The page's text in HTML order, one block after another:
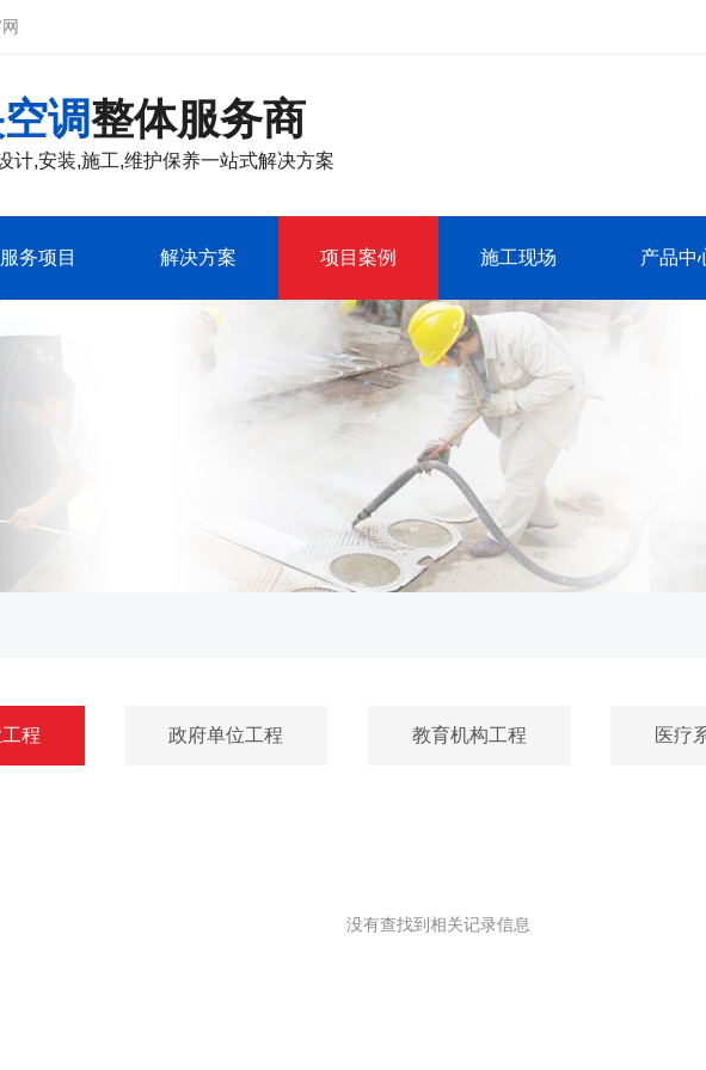
调整体服务商
计,安装,施工,维护保养一站式解决方案
服务项目 解决方案 项目案例 施工现场 产品中
程 政府单位工程 教育机构工程 医疗
没有查找到相关记录信息